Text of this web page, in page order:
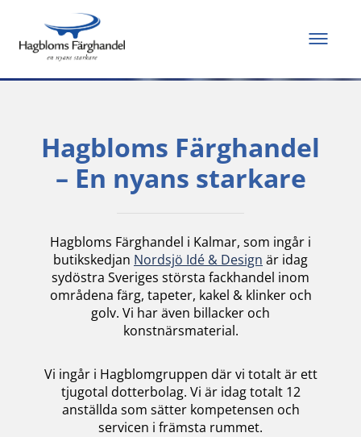
Allt du behöver för
att måla och renovera
Hagbloms Färghandel
– En nyans starkare
Hagbloms Färghandel i Kalmar, som ingår i
butikskedjan Nordsjö Idé & Design är idag
sydöstra Sveriges största fackhandel inom
områdena färg, tapeter, kakel & klinker och
golv. Vi har även billacker och
konstnärsmaterial.
Vi ingår i Hagblomgruppen där vi totalt är ett
tjugotal dotterbolag. Vi är idag totalt 12
anställda som sätter kompetensen och
servicen i främsta rummet.